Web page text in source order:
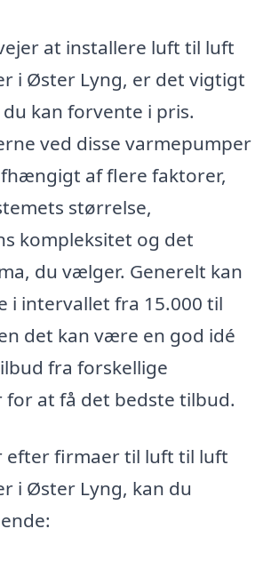
at installere luft til luft
i Øster Lyng, er det vigtigt
kan forvente i pris.
ved disse varmepumper
af flere faktorer,
størrelse,
kompleksitet og det
du vælger. Generelt kan
i intervallet fra 15.000 til
det kan være en god idé
fra forskellige
at få det bedste tilbud.
efter firmaer til luft til luft
i Øster Lyng, kan du